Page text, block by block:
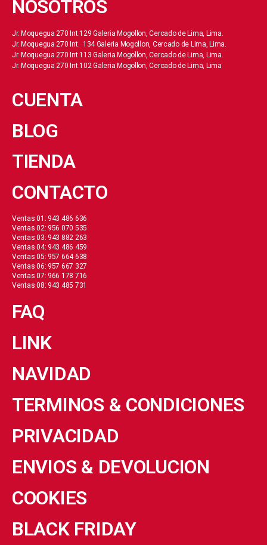
NOSOTROS
Jr. Moquegua 270 Int.129 Galeria Mogollon, Cercado de Lima, Lima.
Jr. Moquegua 270 Int. 134 Galeria Mogollon, Cercado de Lima, Lima.
Jr. Moquegua 270 Int.113 Galeria Mogollon, Cercado de Lima, Lima.
Jr. Moquegua 270 Int.102 Galeria Mogollon, Cercado de Lima, Lima
CUENTA
BLOG
TIENDA
CONTACTO
Ventas 01: 943 486 636
Ventas 02: 956 070 535
Ventas 03: 943 882 263
Ventas 04: 943 486 459
Ventas 05: 957 664 638
Ventas 06: 957 667 327
Ventas 07: 966 178 716
Ventas 08: 943 485 731
FAQ
LINK
NAVIDAD
TERMINOS & CONDICIONES
PRIVACIDAD
ENVIOS & DEVOLUCION
COOKIES
BLACK FRIDAY